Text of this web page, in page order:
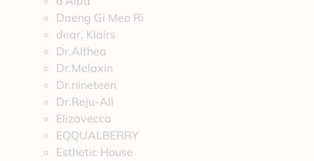
Daeng Gi Meo Ri
dear, Klairs
Dr.Althea
Dr.Melaxin
Dr.nineteen
Dr.Reju-All
Elizavecca
EQQUALBERRY
Esthetic House